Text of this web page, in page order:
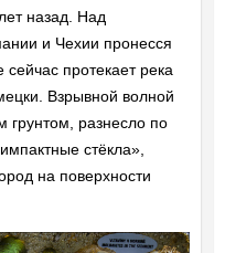
назад. Над
и Чехии пронесся
протекает река
Взрывной волной
разнесло по
стёкла»,
на поверхности